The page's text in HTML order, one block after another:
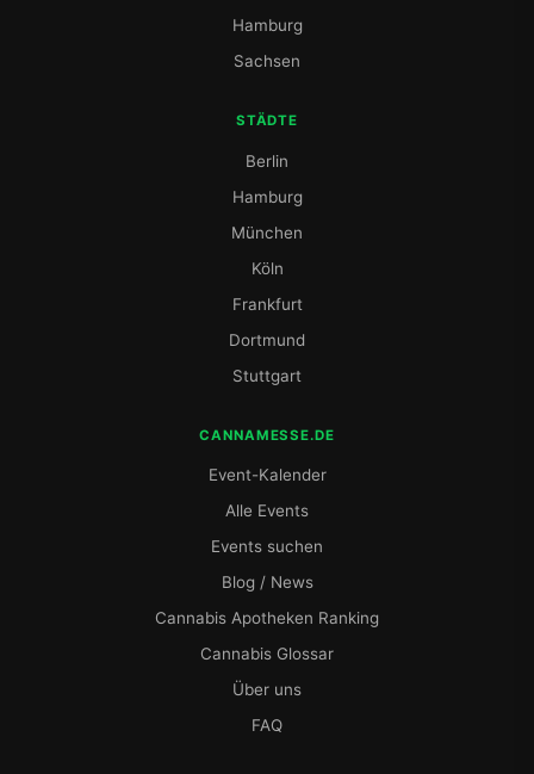
Hamburg
Sachsen
STÄDTE
Berlin
Hamburg
München
Köln
Frankfurt
Dortmund
Stuttgart
CANNAMESSE.DE
Event-Kalender
Alle Events
Events suchen
Blog / News
Cannabis Apotheken Ranking
Cannabis Glossar
Über uns
FAQ